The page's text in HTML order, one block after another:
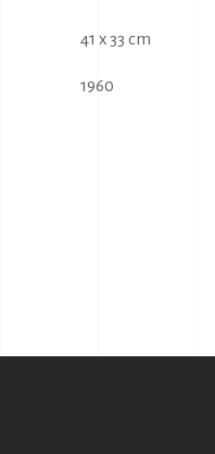
41 x 33 cm
1960